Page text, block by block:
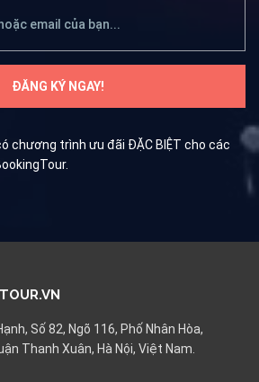
chương trình ưu đãi ĐẶC BIỆT cho các
Số 82, Ngõ 116, Phố Nhân Hòa,
Thanh Xuân, Hà Nội, Việt Nam.